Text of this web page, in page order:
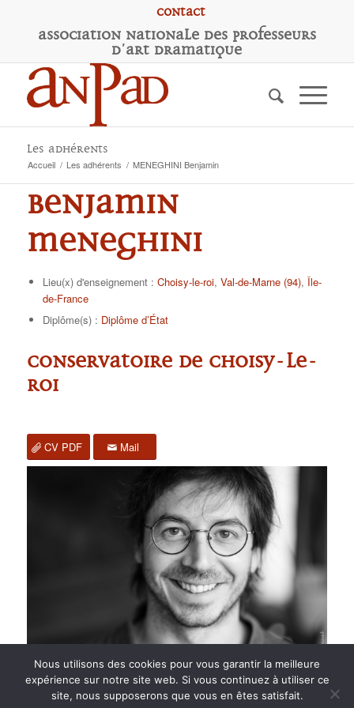
Contact
Association Nationale des Professeurs
d'Art Dramatique
Les adhérents
Accueil / Les adhérents / MENEGHINI Benjamin
Benjamin
MENEGHINI
Lieu(x) d'enseignement : Choisy-le-roi, Val-de-Marne (94), Île-
de-France
Diplôme(s) : Diplôme d’État
Conservatoire de Choisy-le-
roi
CV PDF Mail
Nous utilisons des cookies pour vous garantir la meilleure
expérience sur notre site web. Si vous continuez à utiliser ce
site, nous supposerons que vous en êtes satisfait.